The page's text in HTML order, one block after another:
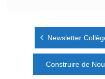
Navigation
Newsletter
Construire de